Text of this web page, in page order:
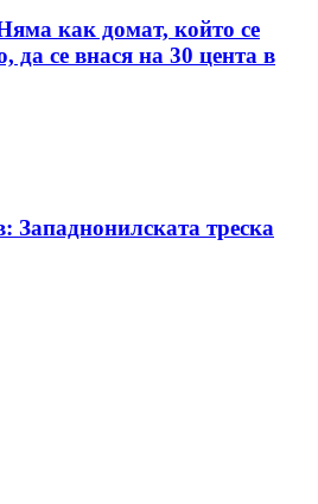
как домат, който се
да се внася на 30 цента в
треска